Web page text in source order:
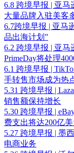
6.8 跨境早报 | 亚马
大量品牌入驻美客
6.7跨境早报 | 亚马
品出海计划”
6.2 跨境早报 | 亚马
PrimeDay将处理
6.1 跨境早报 |
手转售市场成为热
5.31 跨境早报 |
销售额保持增长
5.30 跨境早报 |
费⽀出将达200亿
5.27 跨境早报 | 墨
电商业务